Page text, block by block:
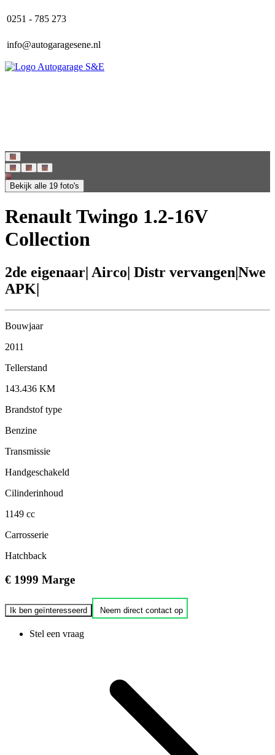
0251 - 785 273
info@autogaragesene.nl
Bekijk alle 19 foto's
Renault Twingo 1.2-16V
Collection
2de eigenaar| Airco| Distr vervangen|Nwe
APK|
Bouwjaar
2011
Tellerstand
143.436 KM
Brandstof type
Benzine
Transmissie
Handgeschakeld
Cilinderinhoud
1149 cc
Carrosserie
Hatchback
€ 1999 Marge
Ik ben geïnteresseerd Neem direct contact op
Stel een vraag